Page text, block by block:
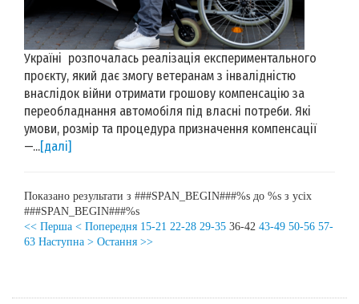
Україні розпочалась реалізація експериментального
проєкту, який дає змогу ветеранам з інвалідністю
внаслідок війни отримати грошову компенсацію за
переобладнання автомобіля під власні потреби. Які
умови, розмір та процедура призначення компенсації
—...[далі]
Показано результати з ###SPAN_BEGIN###%s до %s з усіх
###SPAN_BEGIN###%s
<< Перша < Попередня 15-21 22-28 29-35 36-42 43-49 50-56 57-
63 Наступна > Остання >>